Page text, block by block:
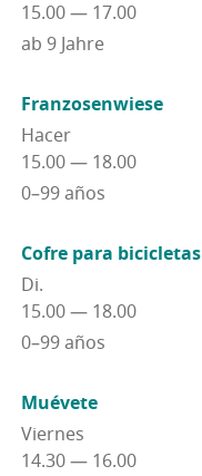
15.00 — 17.00
ab 9 Jahre
Fran­zo­sen­wie­se
Hacer
15.00 — 18.00
0–99 años
Cofre para bicicletas
Di.
15.00 — 18.00
0–99 años
Mué­ve­te
Vier­nes
14.30 — 16.00